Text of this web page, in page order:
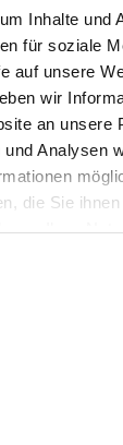
Inhalte und
für soziale
auf unsere
wir
an unsere
Analysen
die Sie